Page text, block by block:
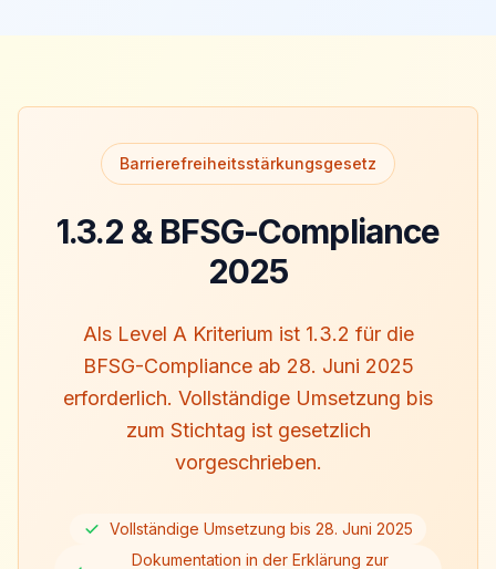
Barrierefreiheitsstärkungsgesetz
1.3.2 & BFSG-Compliance
2025
Als Level A Kriterium ist 1.3.2 für die
BFSG-Compliance ab 28. Juni 2025
erforderlich. Vollständige Umsetzung bis
zum Stichtag ist gesetzlich
vorgeschrieben.
Vollständige Umsetzung bis 28. Juni 2025
Dokumentation in der Erklärung zur